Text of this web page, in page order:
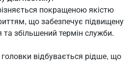
покращеною якістю
що забезпечує підвищену
та збільшений термін служби.
відбувається рідше, що